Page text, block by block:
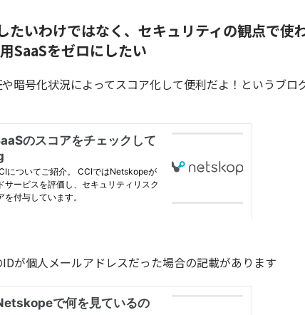
たいわけではなく、セキュリティの観点で使
SaaSをゼロにしたい
暗号化状況によってスコア化して便利だよ！というブロ
が個人メールアドレスだった場合の記載があります